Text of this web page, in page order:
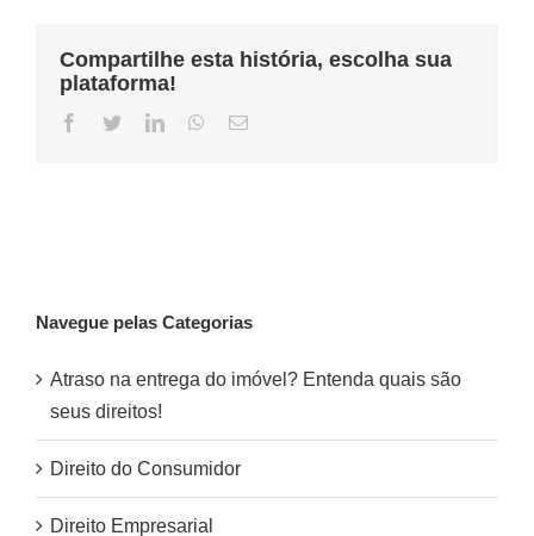
Compartilhe esta história, escolha sua
plataforma!
Facebook
TwitterLinkedInWhatsApp
Email
Navegue pelas Categorias
Atraso na entrega do imóvel? Entenda quais são
seus direitos!
Direito do Consumidor
Direito Empresarial